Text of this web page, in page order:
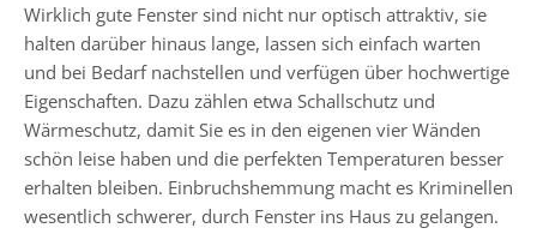
Wirklich gute Fenster sind nicht nur optisch attraktiv, sie
halten darüber hinaus lange, lassen sich einfach warten
und bei Bedarf nachstellen und verfügen über hochwertige
Eigenschaften. Dazu zählen etwa Schallschutz und
Wärmeschutz, damit Sie es in den eigenen vier Wänden
schön leise haben und die perfekten Temperaturen besser
erhalten bleiben. Einbruchshemmung macht es Kriminellen
wesentlich schwerer, durch Fenster ins Haus zu gelangen.